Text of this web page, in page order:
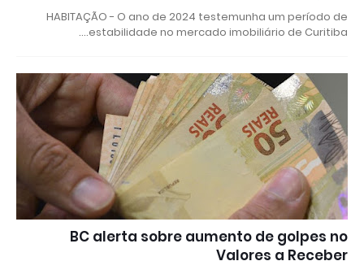
HABITAÇÃO - O ano de 2024 testemunha um período de
estabilidade no mercado imobiliário de Curitiba.…
BC alerta sobre aumento de golpes no
Valores a Receber